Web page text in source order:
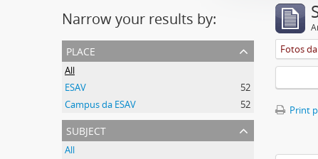
Narrow your results by:
place
All
ESAV
52
Campus da ESAV
52
subject
All
Fotos
Print